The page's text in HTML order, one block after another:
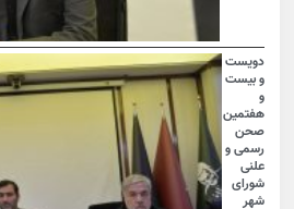
دویست
و بیست
هفتمین
صحن
رسمی و
علنی
شورای
شهر